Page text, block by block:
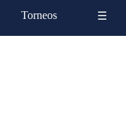
Torneos ☰